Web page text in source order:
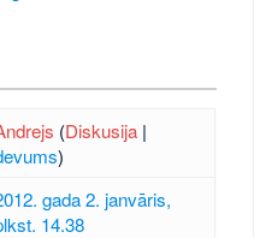
(Diskusija|
)
gada 2. janvāris,
14.38